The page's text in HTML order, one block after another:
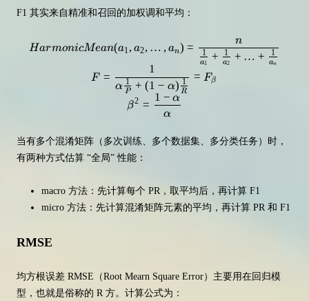
F1 其实来自精准和召回的加权调和平均：
HarmonicMean(a_1,
HarmonicMean(a1 , a2, … ,an) =
a1
1 + a2
1 + … + an
1
n
F =
α P
1 + (1 − α) R
1
1
= Fβ
β2 =
α
1 − α
当有多个混淆矩阵（多次训练、多个数据集、多分类任务）时，
有两种方式估算 “全局” 性能：
macro 方法：先计算每个 PR，取平均后，再计算 F1
micro 方法：先计算混淆矩阵元素的平均，再计算 PR 和 F1
RMSE
均方根误差 RMSE（Root Mearn Square Error）主要用在回归模
型，也就是俗称的 R 方。计算公式为：